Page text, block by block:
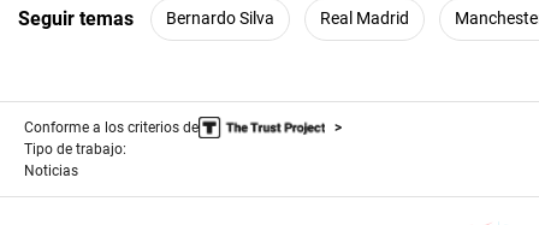
Seguir temas Bernardo Silva Real Madrid
Conforme a los criterios de
Tipo de trabajo:
Noticias